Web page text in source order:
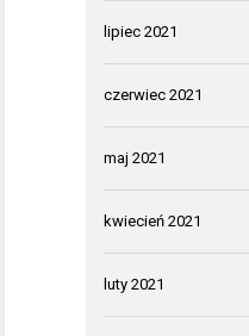
lipiec 2021
czerwiec 2021
maj 2021
kwiecień 2021
luty 2021